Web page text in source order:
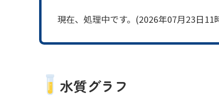
現在、処理中です。(2026年07月23日11
水質グラフ